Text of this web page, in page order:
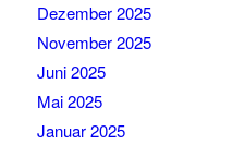
Dezember 2025
November 2025
Juni 2025
Mai 2025
Januar 2025